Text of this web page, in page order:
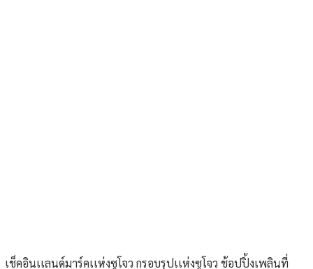
เช็คอินเเลนด์มาร์คเเห่งซูโจว กรอบรุปเเห่งซูโจว ช้อปปิ้งเพลินที่